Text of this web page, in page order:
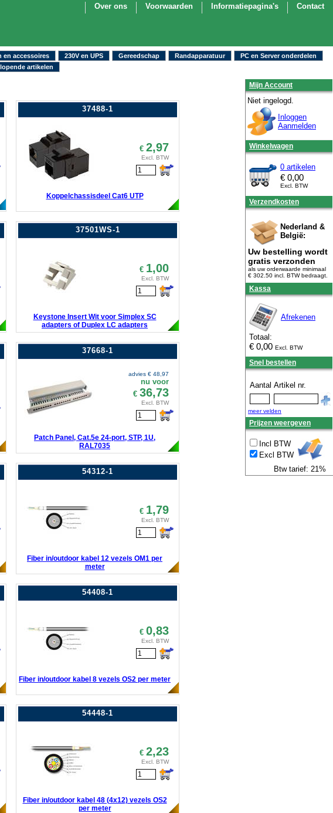
Contact
Informatiepagina's
Voorwaarden
Over ons
en accessoires 230V en UPS Gereedschap Randapparatuur
PC en Server onderdelen
artikelen
37488-1
€ 2,97
Excl. BTW
Koppelchassisdeel Cat6 UTP
37501WS-1
€ 1,00
Excl. BTW
Keystone Insert Wit voor Simplex SC
adapters of Duplex LC adapters
37668-1
advies € 48,97
nu voor
€ 36,73
Excl. BTW
Patch Panel, Cat.5e 24-port, STP, 1U,
RAL7035
54312-1
€ 1,79
Excl. BTW
Fiber in/outdoor kabel 12 vezels OM1 per
meter
54408-1
€ 0,83
Excl. BTW
Fiber in/outdoor kabel 8 vezels OS2 per meter
54448-1
€ 2,23
Excl. BTW
Fiber in/outdoor kabel 48 (4x12) vezels OS2
per meter
Mijn Account
Niet ingelogd.
Inloggen
Aanmelden
Winkelwagen
0 artikelen
€ 0,00
Excl. BTW
Verzendkosten
Nederland &
België:
Uw bestelling wordt
gratis verzonden
als uw orderwaarde minimaal
€ 302.50 incl. BTWbedraagt.
Kassa
Afrekenen
Totaal:
€ 0,00 Excl. BTW
Snel bestellen
Aantal Artikel nr.
meer velden
Prijzen weergeven
Incl BTW
Excl BTW
Btw tarief: 21%